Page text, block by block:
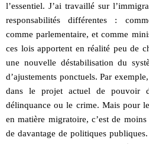
l’essentiel. J’ai travaillé sur
responsabilités différentes :
comme parlementaire, et comme
ces lois apportent en réalité peu de
une nouvelle déstabilisation du
d’ajustements ponctuels. Par
dans le projet actuel de pouvoir
délinquance ou le crime. Mais pour
en matière migratoire, c’est de
de davantage de politiques